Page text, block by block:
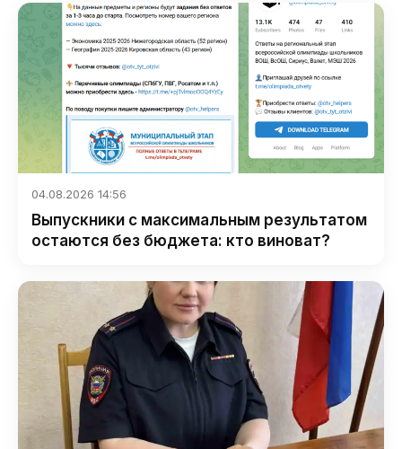
04.08.2026 14:56
Выпускники с максимальным результатом
остаются без бюджета: кто виноват?